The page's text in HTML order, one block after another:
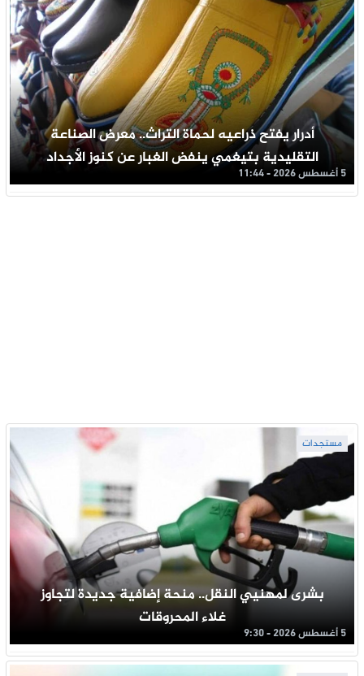
أدرار يفتح ذراعيه لحماة التراث.. معرض الصناعة
التقليدية بتيغمي ينفض الغبار عن كنوز الأجداد
5 أغسطس 2026 - 11:44
مستجدات
بشرى لمهنيي النقل.. منحة إضافية جديدة لتجاوز
غلاء المحروقات
5 أغسطس 2026 - 9:30